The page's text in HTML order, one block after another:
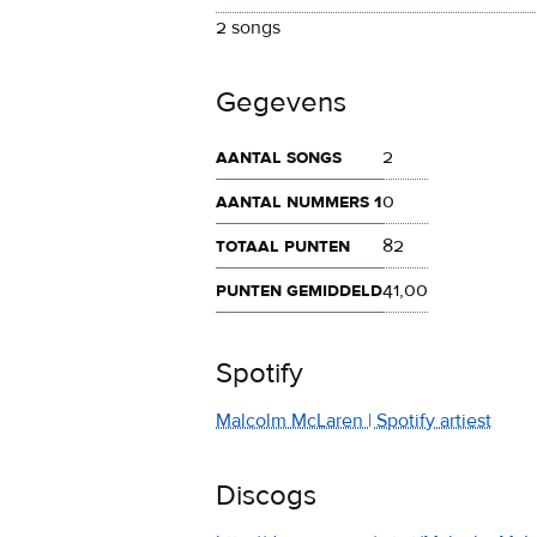
2 songs
Gegevens
aantal songs
2
aantal nummers 10
totaal punten
82
punten gemiddeld41,00
Spotify
Malcolm McLaren | Spotify artiest
Discogs